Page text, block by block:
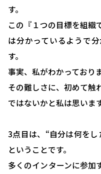
選ばれる理由
助成金について
採用コンサルティン
人事評価制度につ
す。
この『１つの目標を組織
は分かっているようで
す。
事実、私がわかっており
その難しさに、初めて触
ではないかと私は思います
3点目は、“自分は何を
ということです。
多くのインターンに参加